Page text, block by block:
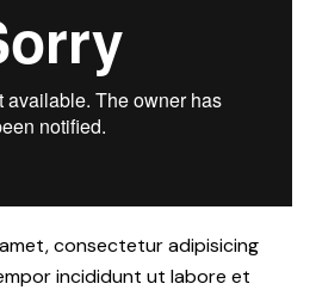
consectetur adipisicing
incididunt ut labore et